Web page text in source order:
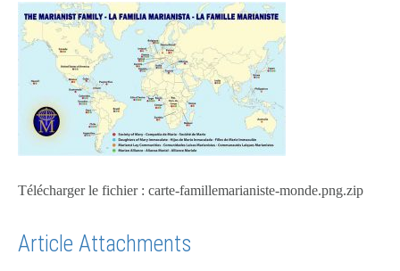
Télécharger le fichier : carte-famillemarianiste-monde.png.zip
Article Attachments